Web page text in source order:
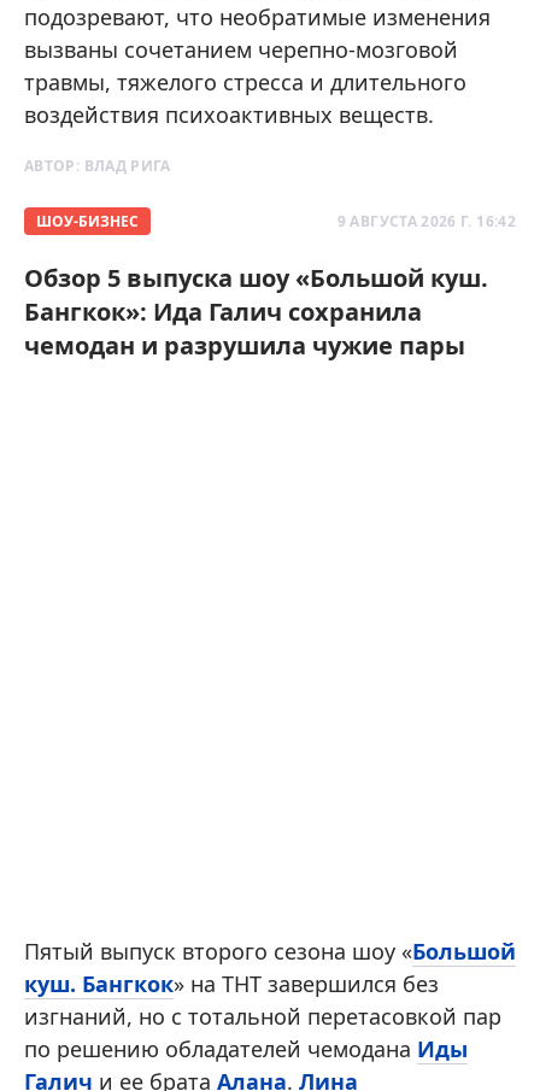
подозревают, что необратимые изменения
вызваны сочетанием черепно-мозговой
травмы, тяжелого стресса и длительного
воздействия психоактивных веществ.
АВТОР: ВЛАД РИГА
ШОУ-БИЗНЕС 9 АВГУСТА 2026 Г. 16:42
Обзор 5 выпуска шоу «Большой куш.
Бангкок»: Ида Галич сохранила
чемодан и разрушила чужие пары
Пятый выпуск второго сезона шоу «Большой
куш. Бангкок» на ТНТ завершился без
изгнаний, но с тотальной перетасовкой пар
по решению обладателей чемодана Иды
Галич и ее брата Алана. Лина